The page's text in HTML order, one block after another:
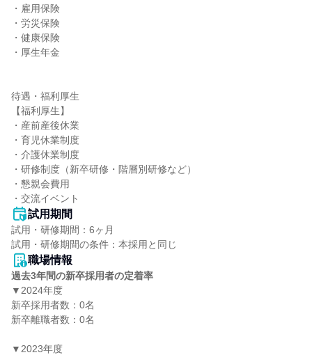
・雇用保険
・労災保険
・健康保険
・厚生年金
待遇・福利厚生
【福利厚生】
・産前産後休業
・育児休業制度
・介護休業制度
・研修制度（新卒研修・階層別研修など）
・懇親会費⽤
・交流イベント
試用期間
試用・研修期間：6ヶ月
職場情報
過去3年間の新卒採用者の定着率
▼2024年度
新卒採用者数：0名
新卒離職者数：0名
▼2023年度